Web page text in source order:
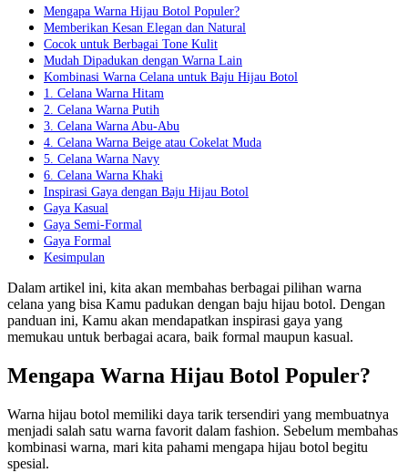
Mengapa Warna Hijau Botol Populer?
Memberikan Kesan Elegan dan Natural
Cocok untuk Berbagai Tone Kulit
Mudah Dipadukan dengan Warna Lain
Kombinasi Warna Celana untuk Baju Hijau Botol
1. Celana Warna Hitam
2. Celana Warna Putih
3. Celana Warna Abu-Abu
4. Celana Warna Beige atau Cokelat Muda
5. Celana Warna Navy
6. Celana Warna Khaki
Inspirasi Gaya dengan Baju Hijau Botol
Gaya Kasual
Gaya Semi-Formal
Gaya Formal
Kesimpulan
Dalam artikel ini, kita akan membahas berbagai pilihan warna
celana yang bisa Kamu padukan dengan baju hijau botol. Dengan
panduan ini, Kamu akan mendapatkan inspirasi gaya yang
memukau untuk berbagai acara, baik formal maupun kasual.
Mengapa Warna Hijau Botol Populer?
Warna hijau botol memiliki daya tarik tersendiri yang membuatnya
menjadi salah satu warna favorit dalam fashion. Sebelum membahas
kombinasi warna, mari kita pahami mengapa hijau botol begitu
spesial.